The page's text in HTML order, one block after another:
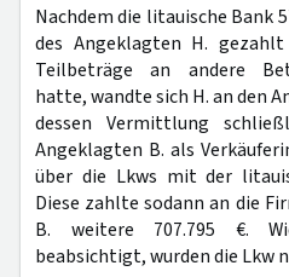
Nachdem die litauische Bank
des Angeklagten H.
Teilbeträge an andere
hatte, wandte sich H. an den
dessen Vermittlung
Angeklagten B. als
über die Lkws mit der
Diese zahlte sodann an die
B. weitere 707.795 €.
beabsichtigt, wurden die Lkw